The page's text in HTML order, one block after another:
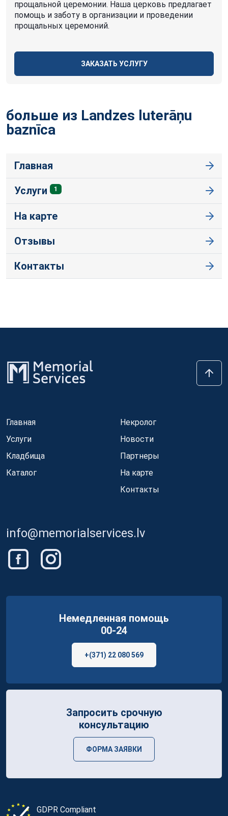
прощальной церемонии. Наша церковь предлагает
помощь и заботу в организации и проведении
прощальных церемоний.
ЗАКАЗАТЬ УСЛУГУ
больше из Landzes luterāņu
baznīca
Главная
Услуги 1
На карте
Отзывы
Контакты
Главная
Услуги
Кладбища
Каталог
Некролог
Новости
Партнеры
На карте
Контакты
info@memorialservices.lv
GDPR Compliant
Немедленная помощь
00-24
+(371) 22 080 569
Запросить срочную
консультацию
ФОРМА ЗАЯВКИ